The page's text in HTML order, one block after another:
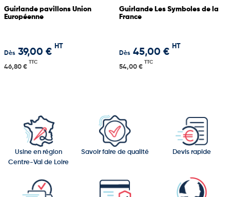
Guirlande pavillons Union
Européenne
Dès 39,00 €
HT
46,80 €
TTC
Guirlande Les Symboles de la
France
Dès 45,00 €
HT
54,00 €
TTC
Usine en région
Centre-Val de Loire
Savoir faire de qualité Devis rapide